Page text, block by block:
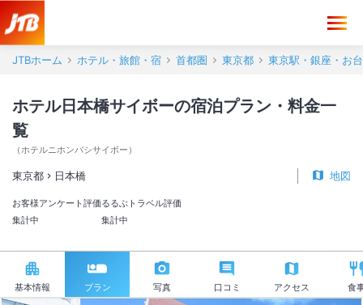
JTBホーム ホテル・旅館・宿 首都圏 東京都 東京駅・銀座・お
ホテル日本橋サイボーの宿泊プラン・料金一
覧
（ホテルニホンバシサイボー ）
東京都 日本橋 地図
お客様アンケート評価
集計中
るるぶトラベル評価
集計中
基本情報 プラン 写真 口コミ アクセス 食